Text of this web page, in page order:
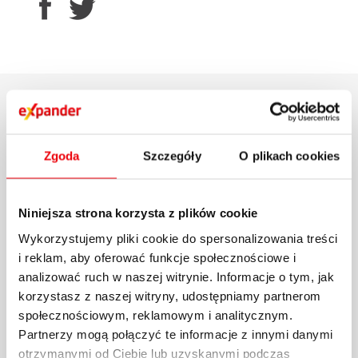
Zgoda Szczegóły O plikach cookies
Niniejsza strona korzysta z plików cookie
Wykorzystujemy pliki cookie do spersonalizowania treści
i reklam, aby oferować funkcje społecznościowe i
analizować ruch w naszej witrynie. Informacje o tym, jak
korzystasz z naszej witryny, udostępniamy partnerom
społecznościowym, reklamowym i analitycznym.
Partnerzy mogą połączyć te informacje z innymi danymi
otrzymanymi od Ciebie lub uzyskanymi podczas
POWIĄZANE AKTUALNOŚCI